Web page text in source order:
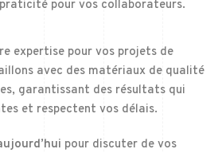
pour vos collaborateurs.
expertise pour vos projets de
avec des matériaux de qualité
garantissant des résultats qui
et respectent vos délais.
pour discuter de vos